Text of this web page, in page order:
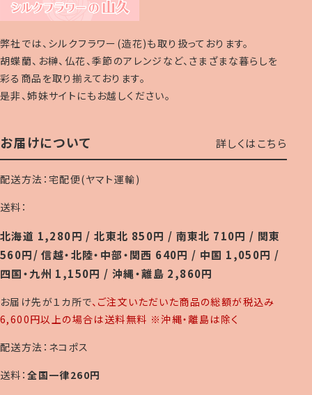
弊社では、シルクフラワー(造花)も取り扱っております。
胡蝶蘭、お榊、仏花、季節のアレンジなど、さまざまな暮らしを
彩る商品を取り揃えております。
是非、姉妹サイトにもお越しください。
お届けについて 詳しくはこちら
配送方法：宅配便(ヤマト運輸)
送料：
北海道 1,280円 / 北東北 850円 / 南東北 710円 / 関東
560円/ 信越・北陸・中部・関西 640円 / 中国 1,050円 /
四国・九州 1,150円 / 沖縄・離島 2,860円
お届け先が１カ所で、ご注文いただいた商品の総額が税込み
6,600円以上の場合は送料無料 ※沖縄・離島は除く
配送方法：ネコポス
送料：全国一律260円